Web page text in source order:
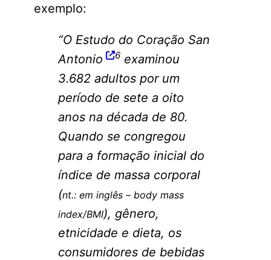
exemplo:
“O Estudo do Coração San
Antonio
6examinou
3.682 adultos por um
período de sete a oito
anos na década de 80.
Quando se congregou
para a formação inicial do
índice de massa corporal
(nt.: em inglês – body mass
index/BMI), gênero,
etnicidade e dieta, os
consumidores de bebidas